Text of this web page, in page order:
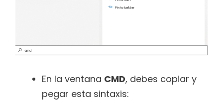
En la ventana CMD, debes copiar y
pegar esta sintaxis: